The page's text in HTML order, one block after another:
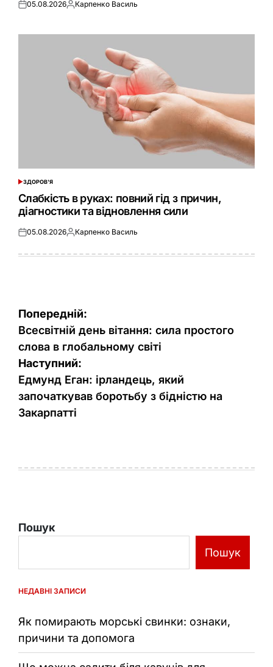
Оприлюднено
05.08.2026Опубліковано
Карпенко Василь
ОПУБЛІКУВАТИ
ЗДОРОВ'Я
Слабкість в руках: повний гід з причин,
діагностики та відновлення сили
Оприлюднено
05.08.2026Опубліковано
Карпенко Василь
Навігація
записів
Попередній:
Всесвітній день вітання: сила простого
слова в глобальному світі
Наступний:
Едмунд Еган: ірландець, який
започаткував боротьбу з бідністю на
Закарпатті
Пошук
Пошук
НЕДАВНІ ЗАПИСИ
Як помирають морські свинки: ознаки,
причини та допомога